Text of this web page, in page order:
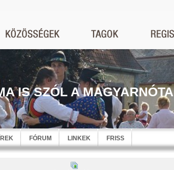
IS SZÓL A MAGYARNÓTA
FÓRUM LINKEK FRISS